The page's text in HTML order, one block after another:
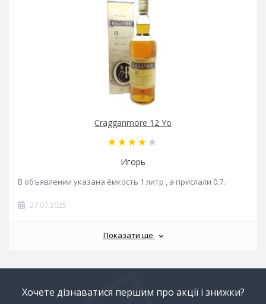
Cragganmore 12 Yo
Игорь
В объявлении указана ёмкость 1 литр , а прислали 0.7..
27.07.2025
Показати ще
Хочете дізнаватися першим про акції і знижки?